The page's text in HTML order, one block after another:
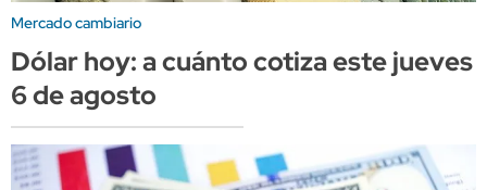
Mercado cambiario
Dólar hoy: a cuánto cotiza este jueves
6 de agosto